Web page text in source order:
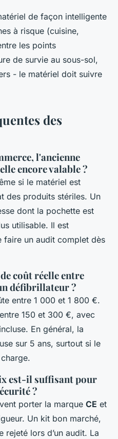
de façon intelligente
à risque (cuisine,
les points
de survie au sous-sol,
- le matériel doit suivre
des
l'ancienne
encore valable ?
si le matériel est
des produits stériles. Un
dont la pochette est
utilisable. Il est
faire un audit complet dès
coût réelle entre
défibrillateur ?
entre 1 000 et 1 800 €.
150 et 300 €, avec
En général, la
sur 5 ans, surtout si le
est-il suffisant pour
?
porter la marque CE et
Un kit bon marché,
rejeté lors d’un audit. La